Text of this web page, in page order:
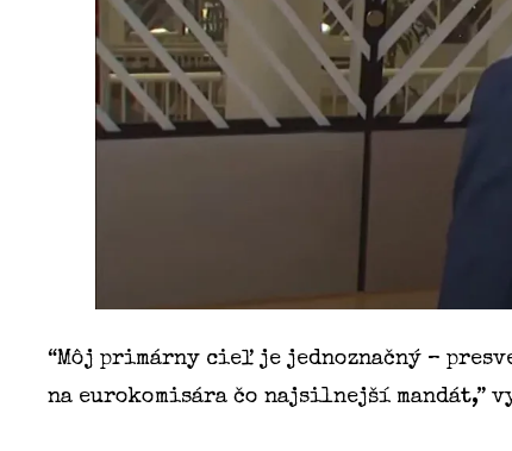
“Môj primárny cieľ je jednoznačný –
na eurokomisára čo najsilnejší